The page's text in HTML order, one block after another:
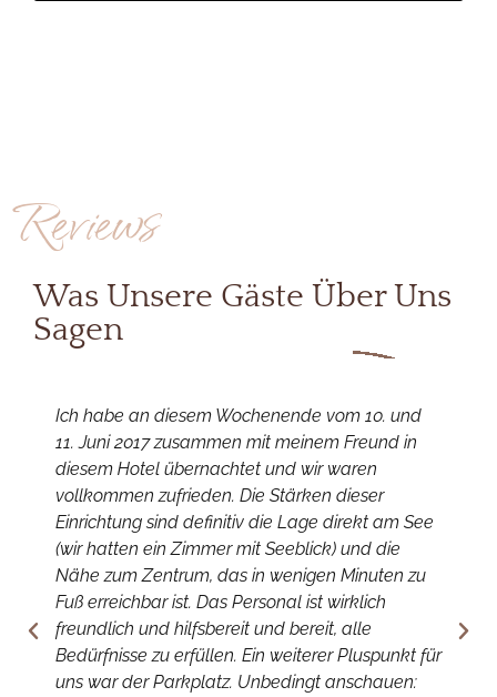
Reviews
Was Unsere Gäste Über Uns
Sagen
Ich habe an diesem Wochenende vom 10. und
11. Juni 2017 zusammen mit meinem Freund in
diesem Hotel übernachtet und wir waren
vollkommen zufrieden. Die Stärken dieser
Einrichtung sind definitiv die Lage direkt am See
(wir hatten ein Zimmer mit Seeblick) und die
Nähe zum Zentrum, das in wenigen Minuten zu
Fuß erreichbar ist. Das Personal ist wirklich
freundlich und hilfsbereit und bereit, alle
Bedürfnisse zu erfüllen. Ein weiterer Pluspunkt für
uns war der Parkplatz. Unbedingt anschauen: